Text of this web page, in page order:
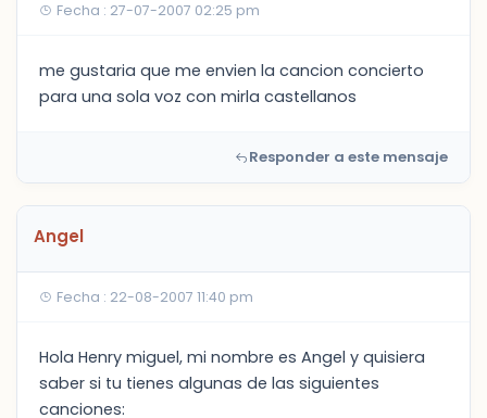
Fecha : 27-07-2007 02:25 pm
me gustaria que me envien la cancion concierto
para una sola voz con mirla castellanos
Responder a este mensaje
Angel
Fecha : 22-08-2007 11:40 pm
Hola Henry miguel, mi nombre es Angel y quisiera
saber si tu tienes algunas de las siguientes
canciones: